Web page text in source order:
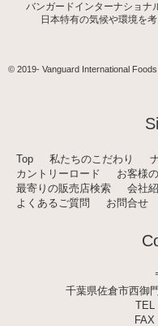
バンガードインターナショナ
日本特有の気候や環境を
© 2019- Vanguard International Foods
Top 私たちのこだわり
カントリーロード
お客様
最寄りの販売店検索
会社
よくあるご質問
お問合せ
千葉県佐倉市西御
TEL